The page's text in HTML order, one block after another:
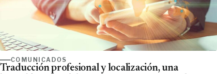
COMUNICADOS
Traducción profesional y localización, una